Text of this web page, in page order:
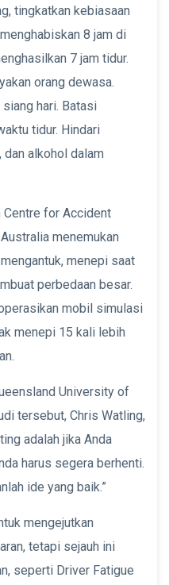
tingkatkan kebiasaan
8 jam di
7 jam tidur.
orang dewasa.
hari. Batasi
tidur. Hindari
dan alkohol dalam
Centre for Accident
menemukan
menepi saat
perbedaan besar.
mobil simulasi
menepi 15 kali lebih
University of
tersebut, Chris Watling,
adalah jika Anda
harus segera berhenti.
ide yang baik.”
mengejutkan
tetapi sejauh ini
seperti Driver Fatigue